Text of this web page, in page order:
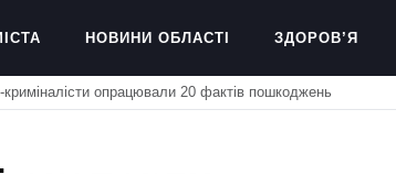
НОВИНИ ОБЛАСТІ ЗДОРОВ’Я
криміналісти опрацювали 20 фактів пошкоджень